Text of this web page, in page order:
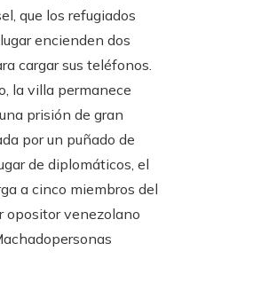
que los refugiados
encienden dos
cargar sus teléfonos.
la villa permanece
prisión de gran
por un puñado de
de diplomáticos, el
a cinco miembros del
opositor venezolano